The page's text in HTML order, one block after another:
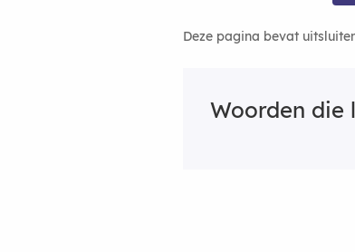
Deze pagina bevat
Woorden die